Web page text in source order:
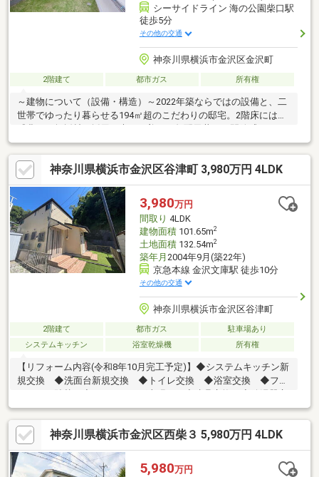
シーサイドライン 海の公園柴口駅
徒歩5分
その他の交通
神奈川県横浜市金沢区金沢町
2階建て 都市ガス 所有権
～建物について（設備・構造）～2022年築ならではの設備と、二
世帯でゆったり暮らせる194㎡超のこだわりの邸宅。2階床には質
空間を演出。洗練されたデザインと機能を兼ね備えた、邸宅の主
役にふさわしいハイグレードキッチン。BBQも可能な広々とした2
階バルコニー。視界を遮るものが少ない眺望が日常に。ワイドな
洗面室に室内物干しを設置。ゆとりある空間設計が、日々の生活
に潤いを提供。自宅での充電を可能にする屋外用コンセント
（EV・PHEV）を設置。
神奈川県横浜市金沢区谷津町 3,980万円 4LDK
3,980万円
間取り 4LDK
建物面積101.65m2
土地面積132.54m2
築年月 2004年9月(築22年)
京急本線 金沢文庫駅 徒歩10分
その他の交通
神奈川県横浜市金沢区谷津町
2階建て 都市ガス
駐車場あり
システムキッチン
浴室乾燥機 所有権
【リフォーム内容(令和8年10月完工予定)】◆システムキッチン新
規交換 ◆洗面台新規交換 ◆トイレ交換 ◆浴室交換 ◆フロ
アタイル貼替 ◆フローリング上張り ◆建具交換 ◆給湯器交
換 ◆全室クロス貼替 ◆外壁、屋根塗装 ◆コンセント、スイ
ッチパネル交換 ◆バルコニーシート防水工事 ◆ハウスクリー
ニング
神奈川県横浜市金沢区西柴３ 5,980万円 4LDK
5,980万円